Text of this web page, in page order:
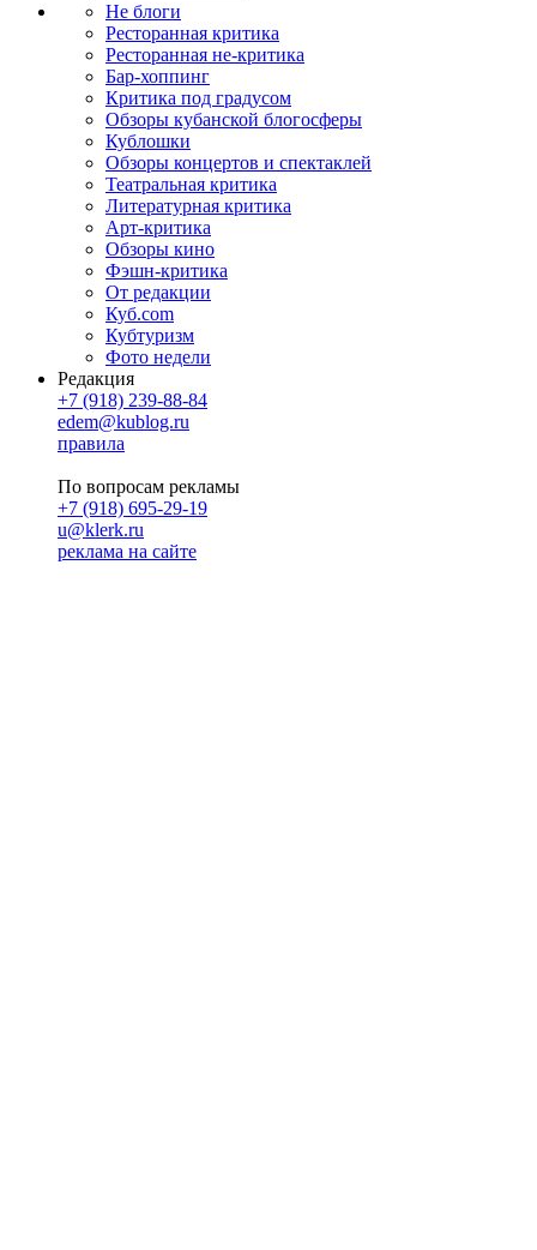
Не блоги
Ресторанная критика
Ресторанная не-критика
Бар-хоппинг
Критика под градусом
Обзоры кубанской блогосферы
Кублошки
Обзоры концертов и спектаклей
Театральная критика
Литературная критика
Арт-критика
Обзоры кино
Фэшн-критика
От редакции
Куб.com
Кубтуризм
Фото недели
Редакция
+7 (918) 239-88-84
edem@kublog.ru
правила
По вопросам рекламы
+7 (918) 695-29-19
u@klerk.ru
реклама на сайте